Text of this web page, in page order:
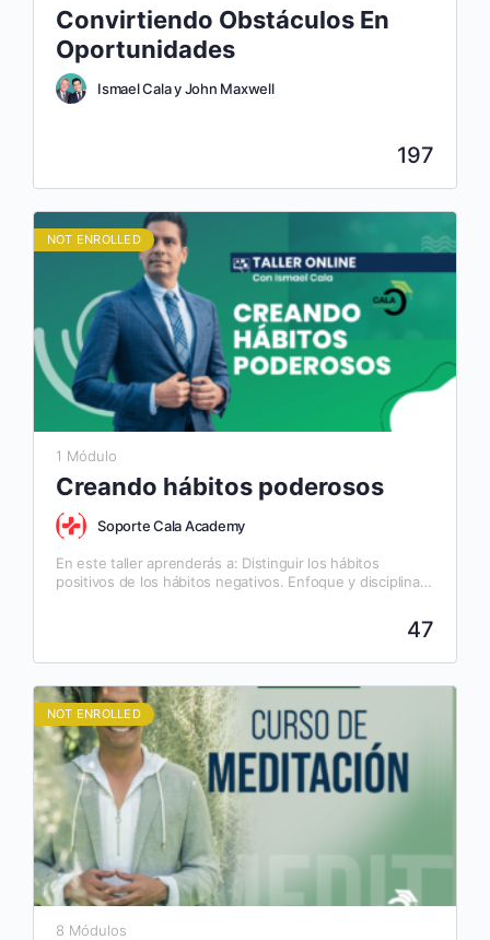
Convirtiendo Obstáculos En
Oportunidades
Ismael Cala y John Maxwell
197
NOT ENROLLED
1 Módulo
Creando hábitos poderosos
Soporte Cala Academy
En este taller aprenderás a: Distinguir los hábitos
positivos de los hábitos negativos. Enfoque y disciplina
47
NOT ENROLLED
8 Módulos